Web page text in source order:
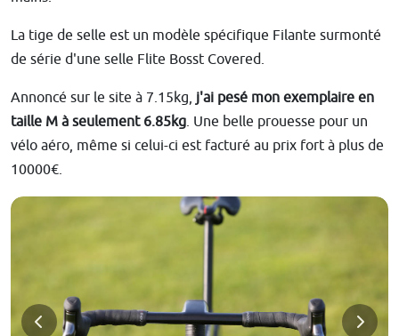
La tige de selle est un modèle spécifique Filante surmonté
de série d'une selle Flite Bosst Covered.
Annoncé sur le site à 7.15kg, j'ai pesé mon exemplaire en
taille M à seulement 6.85kg. Une belle prouesse pour un
vélo aéro, même si celui-ci est facturé au prix fort à plus de
10000€.